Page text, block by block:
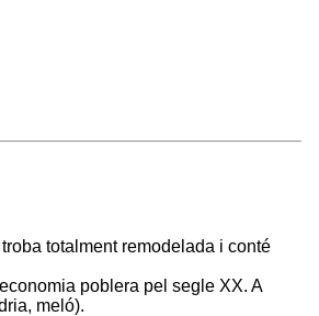
totalment remodelada i conté
poblera pel segle XX. A
meló).